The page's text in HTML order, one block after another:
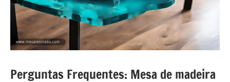
Perguntas Frequentes: Mesa de madeira